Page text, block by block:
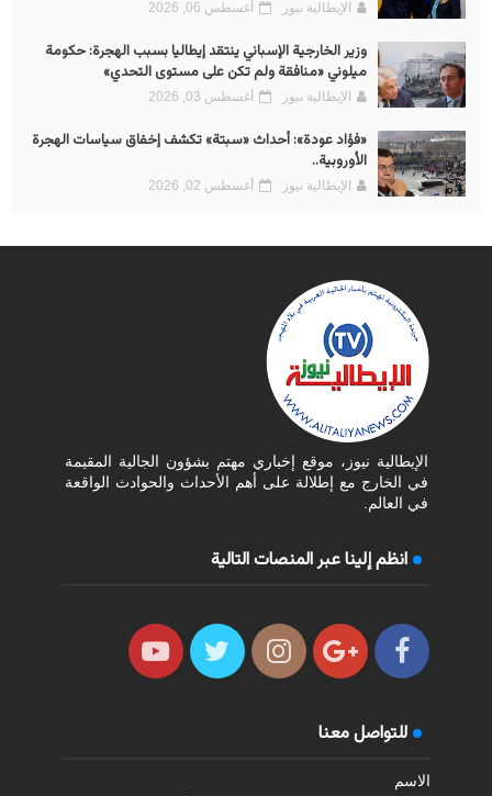
الإيطالية نيوز أغسطس 06, 2026
وزير الخارجية الإسباني ينتقد إيطاليا بسبب الهجرة: حكومة
ميلوني «منافقة ولم تكن على مستوى التحدي»
الإيطالية نيوز أغسطس 03, 2026
«فؤاد عودة»: أحداث «سبتة» تكشف إخفاق سياسات الهجرة
الأوروبية..
الإيطالية نيوز أغسطس 02, 2026
الإيطالية نيوز، موقع إخباري مهتم بشؤون الجالية المقيمة
في الخارج مع إطلالة على أهم الأحداث والحوادث الواقعة
في العالم.
انظم إلينا عبر المنصات التالية
للتواصل معنا
الاسم